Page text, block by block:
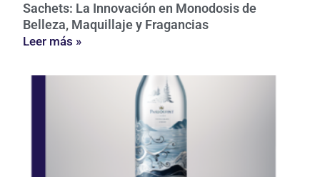
Sachets: La Innovación en Monodosis de
Belleza, Maquillaje y Fragancias
Leer más »